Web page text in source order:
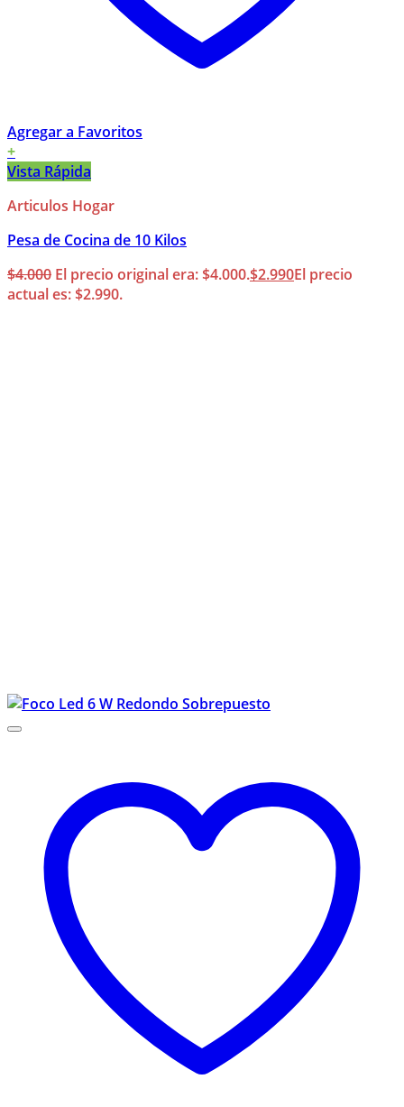
Agregar a Favoritos
+
Vista Rápida
Articulos Hogar
Pesa de Cocina de 10 Kilos
$4.000 El precio original era: $4.000.$2.990El precio
actual es: $2.990.